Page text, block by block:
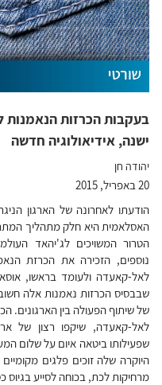
בעקבות הכרזות
ישנה, אידיאולוגיה חדשה
יהודה חן
20 באפריל, 2015
הודעתו לאחרונה של הארגון
האסלאמית היא חלק מתהליך
הטרור המשויכים לג'יהאד
נוספים, הזכירה את הכרזת
לאל-קאעדה ולעומד בראשו,
שבבסיס הכרזות נאמנות אלה
של שיתוף הפעולה בין הארגונים.
לאל-קאעדה, שיקפו רצון של
שפעילותו ביטאה איום על שלום
היוקרה שלה זוכים פלגים
מרחיקות לכת, בכוחה לסייע בגיוס